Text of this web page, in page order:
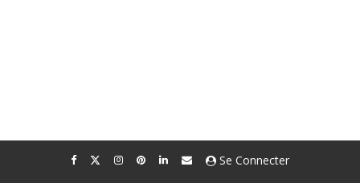
Se Connecter